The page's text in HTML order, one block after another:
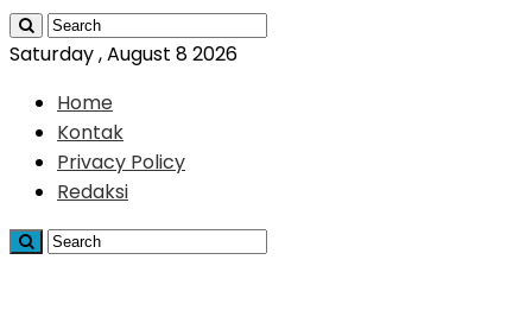
Saturday , August 8 2026
Home
Kontak
Privacy Policy
Redaksi